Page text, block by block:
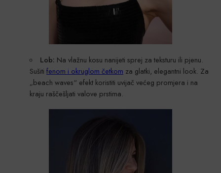
Lob: Na vlažnu kosu nanijeti sprej za teksturu ili pjenu.
Sušiti fenom i okruglom četkom za glatki, elegantni look. Za
„beach waves“ efekt koristiti uvijač većeg promjera i na
kraju raščešljati valove prstima.